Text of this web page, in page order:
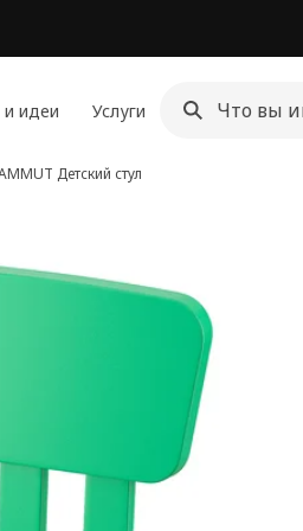
идеи Услуги
Детский стул